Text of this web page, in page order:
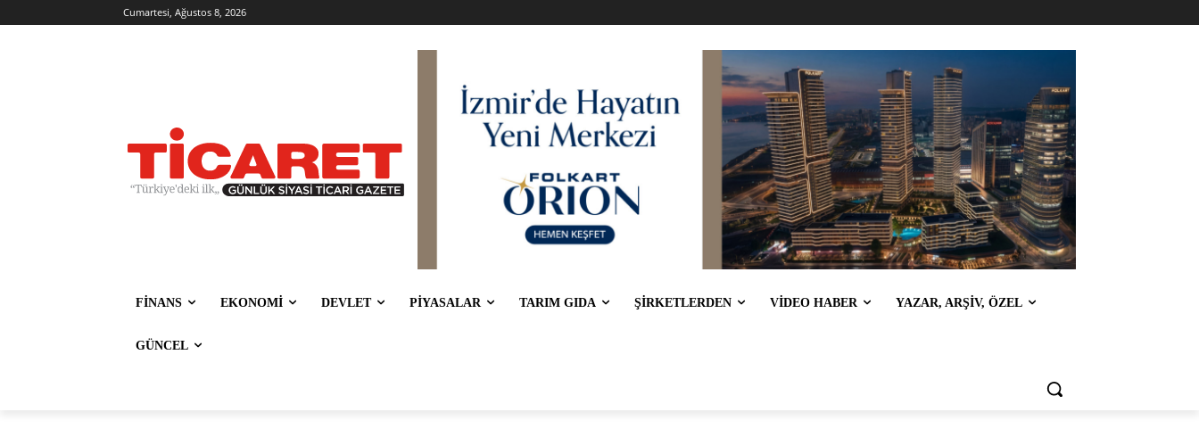
Cumartesi, Ağustos 8, 2026
FİNANS EKONOMİ DEVLET PİYASALAR TARIM GIDA ŞİRKETLERDEN VİDEO HABER YAZAR, ARŞİV, ÖZEL
GÜNCEL